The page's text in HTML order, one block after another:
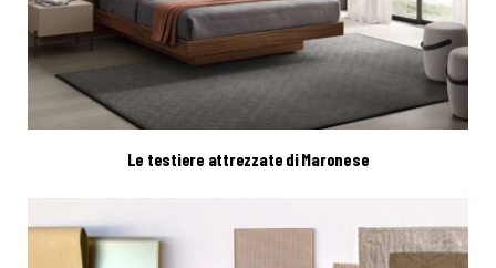
Le testiere attrezzate di Maronese